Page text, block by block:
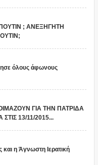
; ΑΝΕΞΗΓΗΤΗ
όλους άφωνους
ΓΙΑ ΤΗΝ ΠΑΤΡΙΔΑ
13/11/2015...
η Άγνωστη Ιερατική